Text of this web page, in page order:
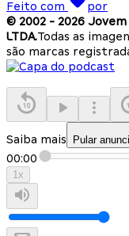
Feito com
por
© 2002 - 2026 Jovem
LTDA.Todas as
são marcas
Saiba mais Pular
00:00
1x